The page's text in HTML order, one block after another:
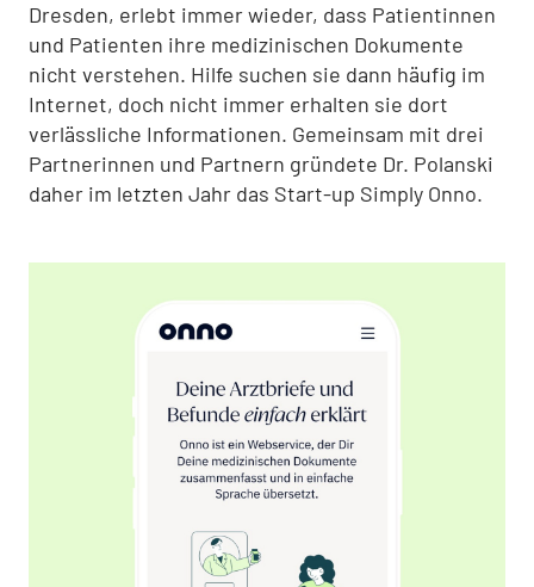
Dresden, erlebt immer wieder, dass Patientinnen
und Patienten ihre medizinischen Dokumente
nicht verstehen. Hilfe suchen sie dann häufig im
Internet, doch nicht immer erhalten sie dort
verlässliche Informationen. Gemeinsam mit drei
Partnerinnen und Partnern gründete Dr. Polanski
daher im letzten Jahr das Start-up Simply Onno.